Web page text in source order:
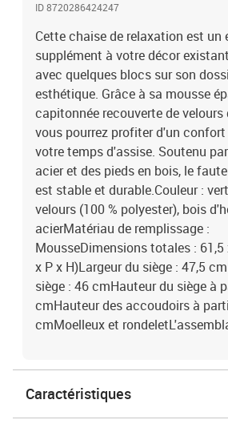
ID 8720286424247
Cette chaise de relaxation est un
supplément à votre décor
avec quelques blocs sur son
esthétique. Grâce à sa mousse
capitonnée recouverte de velours
vous pourrez profiter d'un
votre temps d'assise. Soutenu
acier et des pieds en bois, le
est stable et durable.Couleur :
velours (100 % polyester), bois
acierMatériau de remplissage :
MousseDimensions totales : 61,5
x P x H)Largeur du siège : 47,5
siège : 46 cmHauteur du siège à
cmHauteur des accoudoirs à
cmMoelleux et
Caractéristiques